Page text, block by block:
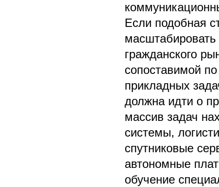
Если подобная
гражданского
сопоставимой
прикладных
должна идти о
массив задач
системы,
спутниковые
автономные
обучение